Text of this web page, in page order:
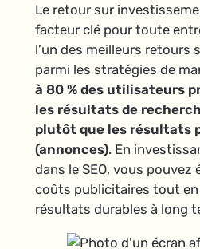
Le retour sur
facteur clé pour toute
l’un des meilleurs retours
parmi les stratégies de
à 80 % des utilisateurs
les résultats de
plutôt que les résultats
(annonces). En
dans le SEO, vous pouvez
coûts publicitaires tout
résultats durables à long